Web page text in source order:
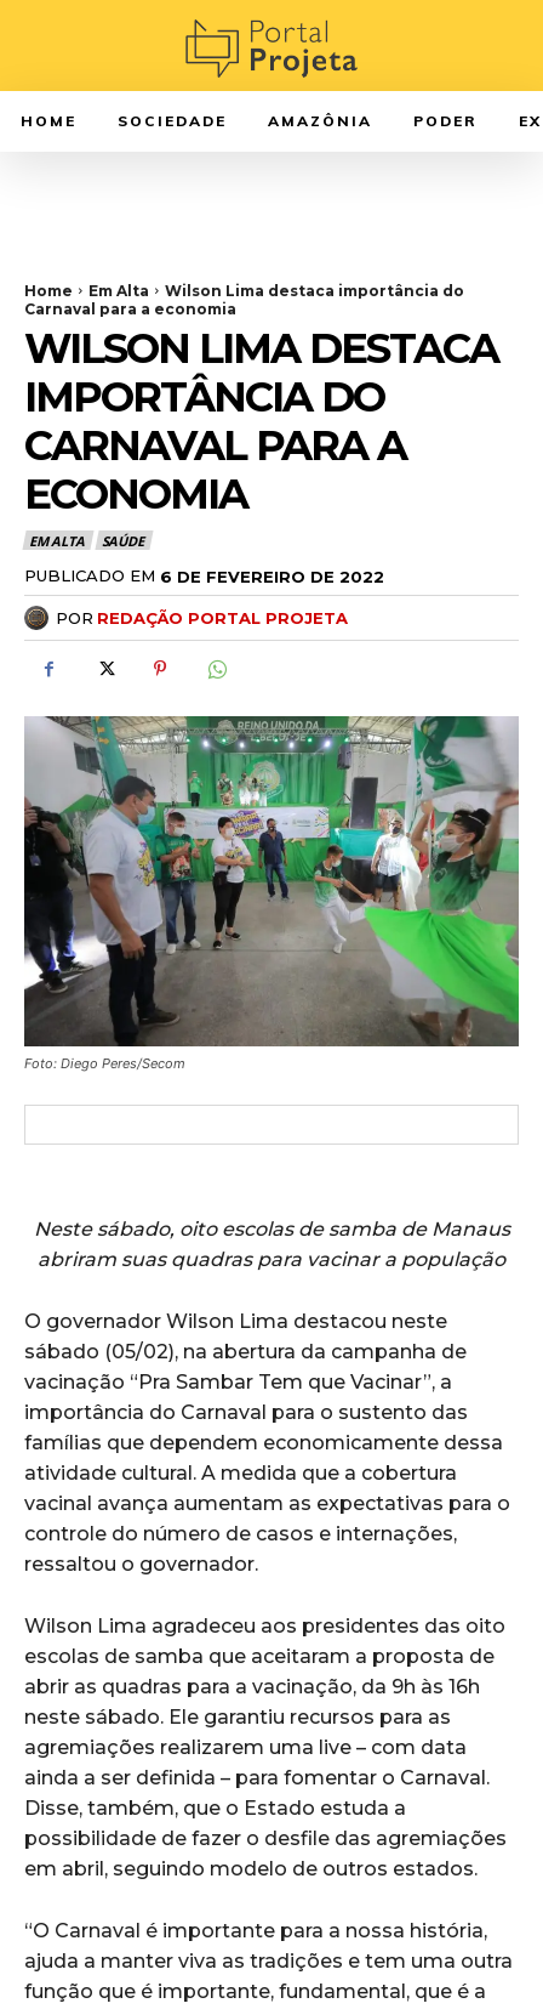
HOME SOCIEDADE AMAZÔNIA PODER
Home Em Alta
Wilson Lima destaca importância do
Carnaval para a economia
WILSON LIMA DESTACA
IMPORTÂNCIA DO
CARNAVAL PARA A
ECONOMIA
EM ALTA SAÚDE
PUBLICADO EM 6 DE FEVEREIRO DE 2022
POR REDAÇÃO PORTAL PROJETA
Foto: Diego Peres/Secom
Neste sábado, oito escolas de samba de Manaus
abriram suas quadras para vacinar a população
O governador Wilson Lima destacou neste
sábado (05/02), na abertura da campanha de
vacinação “Pra Sambar Tem que Vacinar”, a
importância do Carnaval para o sustento das
famílias que dependem economicamente dessa
atividade cultural. A medida que a cobertura
vacinal avança aumentam as expectativas para o
controle do número de casos e internações,
ressaltou o governador.
Wilson Lima agradeceu aos presidentes das oito
escolas de samba que aceitaram a proposta de
abrir as quadras para a vacinação, da 9h às 16h
neste sábado. Ele garantiu recursos para as
agremiações realizarem uma live – com data
ainda a ser definida – para fomentar o Carnaval.
Disse, também, que o Estado estuda a
possibilidade de fazer o desfile das agremiações
em abril, seguindo modelo de outros estados.
“O Carnaval é importante para a nossa história,
ajuda a manter viva as tradições e tem uma outra
função que é importante, fundamental, que é a